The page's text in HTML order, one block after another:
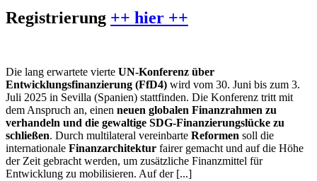
Registrierung ++ hier ++
Die lang erwartete vierte UN-Konferenz über
Entwicklungsfinanzierung (FfD4) wird vom 30. Juni bis zum 3.
Juli 2025 in Sevilla (Spanien) stattfinden. Die Konferenz tritt mit
dem Anspruch an, einen neuen globalen Finanzrahmen zu
verhandeln und die gewaltige SDG-Finanzierungslücke zu
schließen. Durch multilateral vereinbarte Reformen soll die
internationale Finanzarchitektur fairer gemacht und auf die Höhe
der Zeit gebracht werden, um zusätzliche Finanzmittel für
Entwicklung zu mobilisieren. Auf der [...]